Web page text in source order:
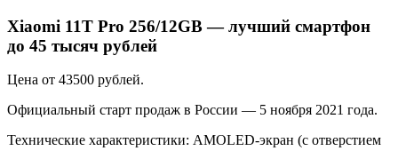
Xiaomi 11T Pro 256/12GB — лучший смартфон
до 45 тысяч рублей
Цена от 43500 рублей.
Официальный старт продаж в России — 5 ноября 2021 года.
Технические характеристики: AMOLED-экран (с отверстием